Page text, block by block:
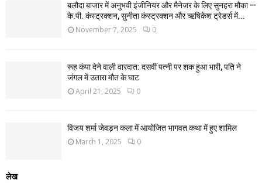
बलौदा बाजार में अनुभवी इंजीनियर और मैनेजर के लिए सुनहरा मौका —
के.पी. कंस्ट्रक्शन, सुनीता कंस्ट्रक्शन और ऋषिकेश ट्रेडर्स में...
November 7, 2025 0
रूह कंपा देने वाली वारदात: दसवीं पत्नी पर शक हुआ भारी, पति ने
जंगल में उतारा मौत के घाट
April 21, 2025 0
विजय शर्मा जेवड़न कला में आयोजित भागवत कथा में हुए शामिल
March 1, 2025 0
लेख